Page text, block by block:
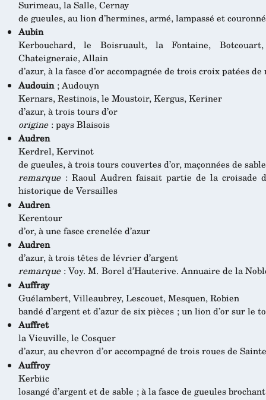
Surimeau, la Salle, Cernay
de gueules, au lion d’hermines, armé, lampassé et
Aubin
Kerbouchard, le Boisruault, la Fontaine,
Chateigneraie, Allain
d’azur, à la fasce d’or accompagnée de trois croix patées de
Audouin; Audouyn
Kernars, Restinois, le Moustoir, Kergus, Keriner
d’azur, à trois tours d’or
origine: pays Blaisois
Audren
Kerdrel, Kervinot
de gueules, à trois tours couvertes d’or, maçonnées de sable
remarque: Raoul Audren faisait partie de la croisade
historique de Versailles
Audren
Kerentour
d’or, à une fasce crenelée d’azur
Audren
d’azur, à trois têtes de lévrier d’argent
remarque: Voy. M. Borel d’Hauterive. Annuaire de la
Auffray
Guélambert, Villeaubrey, Lescouet, Mesquen, Robien
bandé d’argent et d’azur de six pièces ; un lion d’or sur le
Auffret
la Vieuville, le Cosquer
d’azur, au chevron d’or accompagné de trois roues de
Auffroy
Kerbiic
losangé d’argent et de sable ; à la fasce de gueules